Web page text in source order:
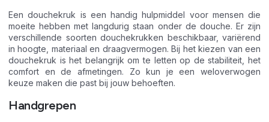
Een douchekruk is een handig hulpmiddel voor mensen die
moeite hebben met langdurig staan onder de douche. Er zijn
verschillende soorten douchekrukken beschikbaar, variërend
in hoogte, materiaal en draagvermogen. Bij het kiezen van een
douchekruk is het belangrijk om te letten op de stabiliteit, het
comfort en de afmetingen. Zo kun je een weloverwogen
keuze maken die past bij jouw behoeften.
Handgrepen